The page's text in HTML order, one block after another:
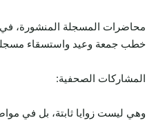
محاضرات المسجلة المنشورة، في
خطب جمعة وعيد واستسقاء
المشاركات الصحفية:
وهي ليست زوايا ثابتة، بل في